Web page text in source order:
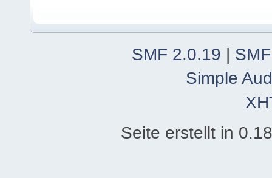
SMF 2.0.19 |
Simple
Seite erstellt in